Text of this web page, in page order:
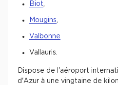
Biot,
Mougins,
Valbonne
Vallauris.
Dispose de l'aéroport
d'Azur à une vingtaine de